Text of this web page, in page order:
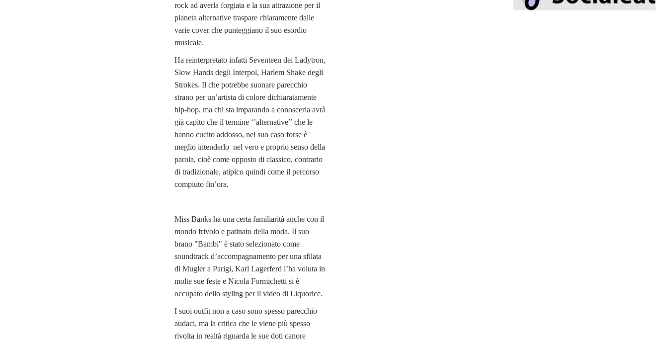
rock ad averla forgiata e la sua attrazione per il
pianeta alternative traspare chiaramente dalle
varie cover che punteggiano il suo esordio
musicale.
Ha reinterpretato infatti Seventeen dei Ladytron,
Slow Hands degli Interpol, Harlem Shake degli
Strokes. Il che potrebbe suonare parecchio
strano per un’artista di colore dichiaratamente
hip-hop, ma chi sta imparando a conoscerla avrà
già capito che il termine ‘’alternative’’ che le
hanno cucito addosso, nel suo caso forse è
meglio intenderlo nel vero e proprio senso della
parola, cioè come opposto di classico, contrario
di tradizionale, atipico quindi come il percorso
compiuto fin’ora.
Miss Banks ha una certa familiarità anche con il
mondo frivolo e patinato della moda. Il suo
brano "Bambi" è stato selezionato come
soundtrack d’accompagnamento per una sfilata
di Mugler a Parigi, Karl Lagerferd l’ha voluta in
molte sue feste e Nicola Formichetti si è
occupato dello styling per il video di Liquorice.
I suoi outfit non a caso sono spesso parecchio
audaci, ma la critica che le viene più spesso
rivolta in realtà riguarda le sue doti canore